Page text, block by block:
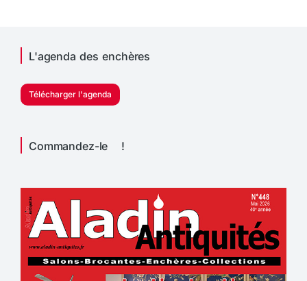
L'agenda des enchères
Télécharger l'agenda
Commandez-le !